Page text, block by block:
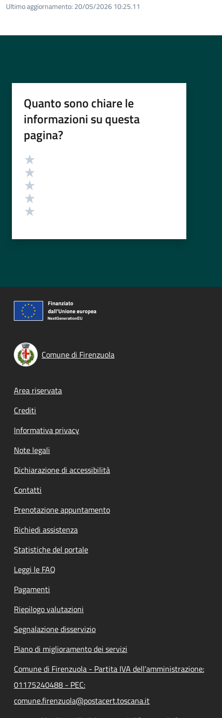
Ultimo aggiornamento: 20/05/2026 10:25.11
Quanto sono chiare le
informazioni su questa
pagina?
Valutazione
Comune di Firenzuola
Footer menu
Area riservata
Crediti
Informativa privacy
Note legali
Dichiarazione di accessibilità
Contatti
Prenotazione appuntamento
Richiedi assistenza
Statistiche del portale
Leggi le FAQ
Pagamenti
Riepilogo valutazioni
Segnalazione disservizio
Piano di miglioramento dei servizi
Comune di Firenzuola - Partita IVA dell'amministrazione:
01175240488 - PEC:
comune.firenzuola@postacert.toscana.it